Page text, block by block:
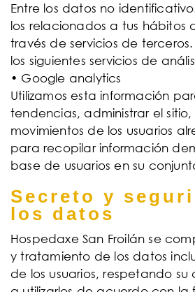
Entre los datos no
los relacionados a tus hábitos
través de servicios de
los siguientes servicios de
• Google analytics
Utilizamos esta información
tendencias, administrar el sitio,
movimientos de los usuarios
para recopilar información
base de usuarios en su
Secreto y
los datos
Hospedaxe San Froilán se
y tratamiento de los datos
de los usuarios, respetando